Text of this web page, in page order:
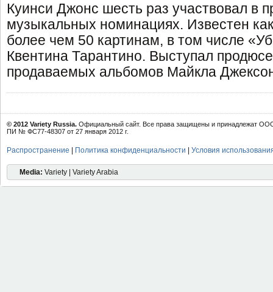
Куинси Джонс шесть раз участвовал в
музыкальных номинациях. Известен
более чем 50 картинам, в том числе
Квентина Тарантино. Выступал
продаваемых альбомов Майкла
© 2012 Variety Russia. Официальный сайт. Все права защищены и принадлежат
ПИ № ФС77-48307 от 27 января 2012 г.
Распространение Политика конфиденциальности Условия
Media: Variety | Variety Arabia